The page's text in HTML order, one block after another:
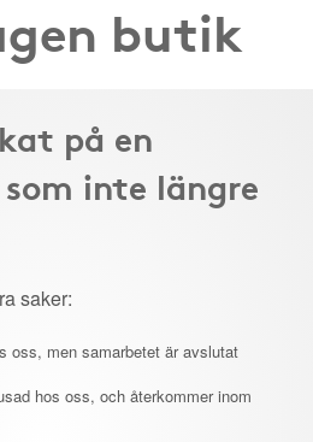
butik
på en
inte längre
saker:
oss, men samarbetet är avslutat
hos oss, och återkommer inom